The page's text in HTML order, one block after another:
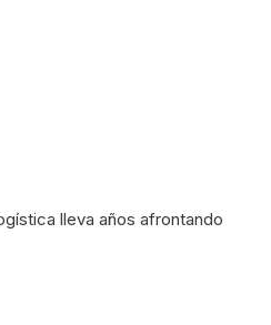
lleva años afrontando